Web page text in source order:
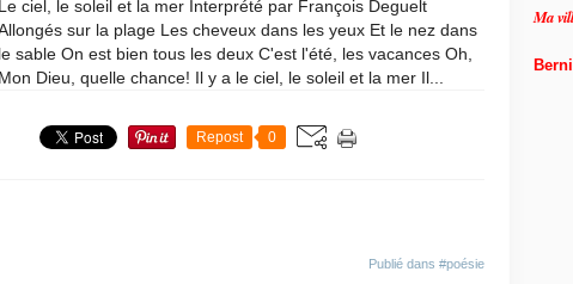
Le ciel, le soleil et la mer Interprété par François Deguelt
sur la plage Les cheveux dans les yeux Et le nez dans
le sable On est bien tous les deux C'est l'été, les vacances Oh,
Mon Dieu, quelle chance! Il y a le ciel, le soleil et la mer Il...
Repost 0
Publié dans #poésie
Ma